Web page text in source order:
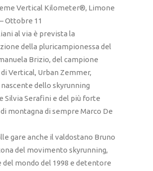
Vertical Kilometer®, Limone
Ottobre 11
al via è prevista la
della pluricampionessa del
Brizio, del campione
Vertical, Urban Zemmer,
nascente dello skyrunning
Silvia Serafini e del più forte
montagna di sempre Marco De
gare anche il valdostano Bruno
del movimento skyrunning,
del mondo del 1998 e detentore